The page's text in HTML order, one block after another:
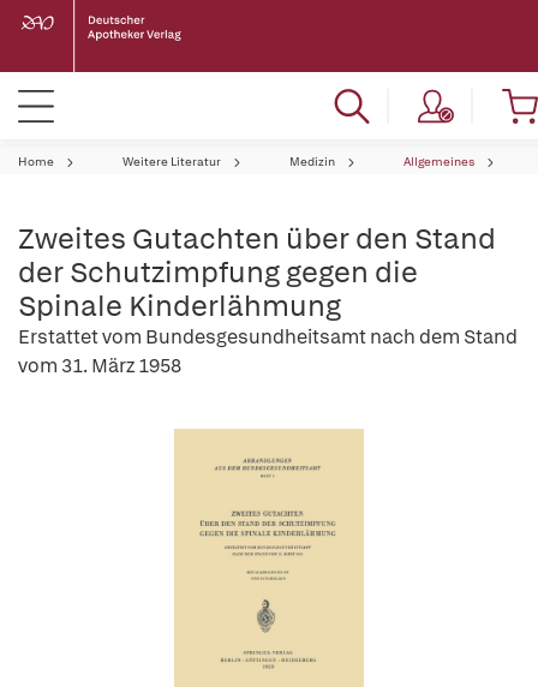
Home Weitere Literatur Medizin Allgemeines
Zweites Gutachten über den Stand
der Schutzimpfung gegen die
Spinale Kinderlähmung
Erstattet vom Bundesgesundheitsamt nach dem Stand
vom 31. März 1958